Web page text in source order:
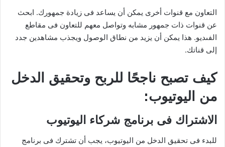
التعاون مع قنوات أخرى يمكن أن يساعد فى زيادة جمهورك. ابحث
عن قنوات ذات جمهور مشابه وتواصل معهم للتعاون فى مقاطع
الفىديو. هذا يمكن أن يزيد من نطاق الوصول ويجذب مشاهدين جدد
إلى قناتك.
كيف تصبح ناجحًا للربح وتحقيق الدخل
من اليوتيوب:
الاشتراك فى برنامج شركاء اليوتيوب
للبدء فى تحقيق الدخل من اليوتيوب، يجب أن تشترك فى برنامج